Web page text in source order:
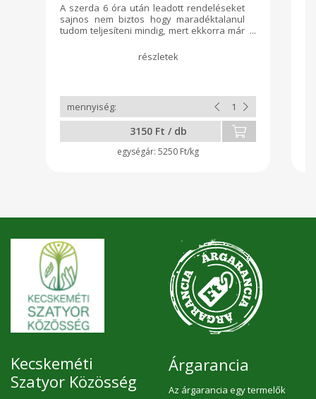
A szerda 6 óra után leadott rendeléseket
sajnos nem biztos hogy maradéktalanul
tudom teljesíteni mindig, mert ekkorra már
Lassú, vadkovászolt, édes kalács tésztába
fonódott vajas, csokoládés töltelék. A
igyekszem újra hasznosított csomagolást
használni. Összetevők: cukor, tej,
búzaliszt, tojás, citromhéj, só, kovász,
vanília, kakaópor (22%-os), vaj, sütő rum.
3150 Ft / db
5250 Ft/kg
Kecskeméti
Szatyor Közösség
Árgarancia
Az árgarancia egy termelők